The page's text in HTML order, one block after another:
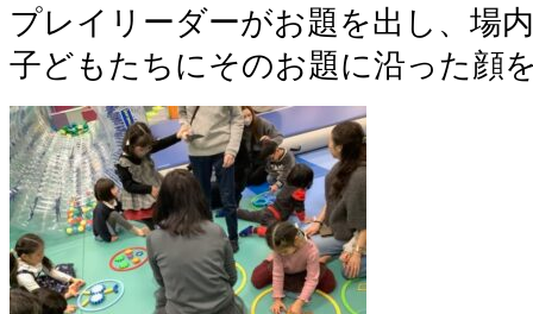
プレイリーダーがお題を出し、場
子どもたちにそのお題に沿った顔